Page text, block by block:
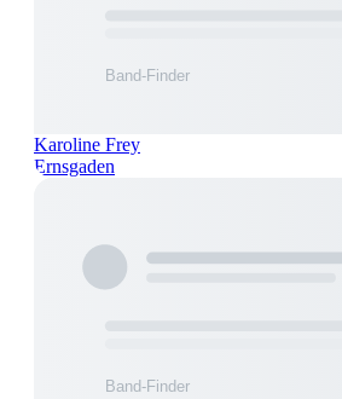
Karoline Frey
Ernsgaden